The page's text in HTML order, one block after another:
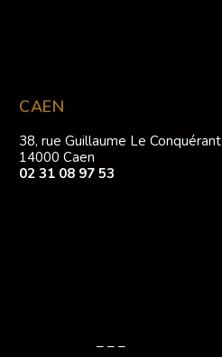
CAEN
38, rue Guillaume Le Conquérant
14000 Caen
02 31 08 97 53
– – –